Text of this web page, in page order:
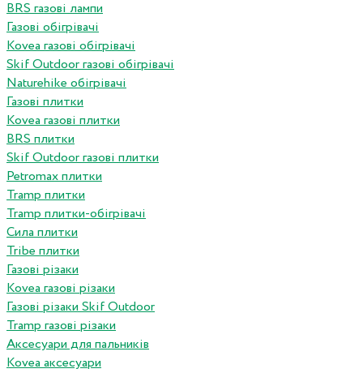
BRS газові лампи
Газові обігрівачі
Kovea газові обігрівачі
Skif Outdoor газові обігрівачі
Naturehike обігрівачі
Газові плитки
Kovea газові плитки
BRS плитки
Skif Outdoor газові плитки
Petromax плитки
Tramp плитки
Tramp плитки-обігрівачі
Сила плитки
Tribe плитки
Газові різаки
Kovea газові різаки
Газові різаки Skif Outdoor
Tramp газові різаки
Аксесуари для пальників
Kovea аксесуари